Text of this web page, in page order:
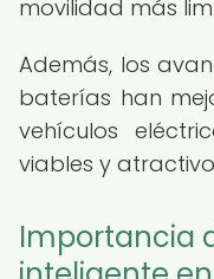
movilidad más
Además, los
baterías han
vehículos
viables y
Importancia